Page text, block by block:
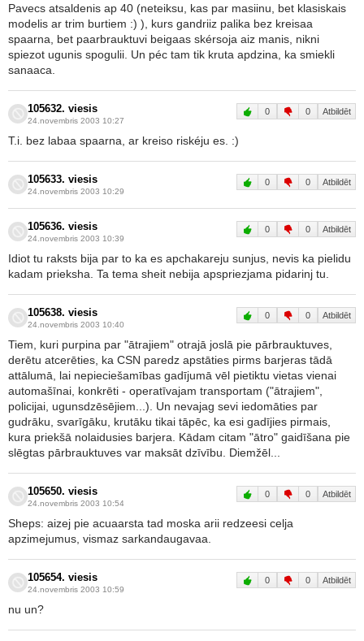
Pavecs atsaldenis ap 40 (neteiksu, kas par masiinu, bet klasiskais
modelis ar trim burtiem :) ), kurs gandriiz palika bez kreisaa
spaarna, bet paarbrauktuvi beigaas skérsoja aiz manis, nikni
spiezot ugunis spogulii. Un péc tam tik kruta apdzina, ka smiekli
sanaaca.
105632. viesis
24.novembris 2003 10:27
0 0 Atbildēt
T.i. bez labaa spaarna, ar kreiso riskéju es. :)
105633. viesis
24.novembris 2003 10:29
0 0 Atbildēt
105636. viesis
24.novembris 2003 10:39
0 0 Atbildēt
Idiot tu raksts bija par to ka es apchakareju sunjus, nevis ka pielidu
kadam prieksha. Ta tema sheit nebija apspriezjama pidarinj tu.
105638. viesis
24.novembris 2003 10:40
0 0 Atbildēt
Tiem, kuri purpina par "ātrajiem" otrajā joslā pie pārbrauktuves,
derētu atcerēties, ka CSN paredz apstāties pirms barjeras tādā
attālumā, lai nepieciešamības gadījumā vēl pietiktu vietas vienai
automašīnai, konkrēti - operatīvajam transportam ("ātrajiem",
policijai, ugunsdzēsējiem...). Un nevajag sevi iedomāties par
gudrāku, svarīgāku, krutāku tikai tāpēc, ka esi gadījies pirmais,
kura priekšā nolaidusies barjera. Kādam citam "ātro" gaidīšana pie
slēgtas pārbrauktuves var maksāt dzīvību. Diemžēl...
105650. viesis
24.novembris 2003 10:54
0 0 Atbildēt
Sheps: aizej pie acuaarsta tad moska arii redzeesi celja
apzimejumus, vismaz sarkandaugavaa.
105654. viesis
24.novembris 2003 10:59
0 0 Atbildēt
nu un?